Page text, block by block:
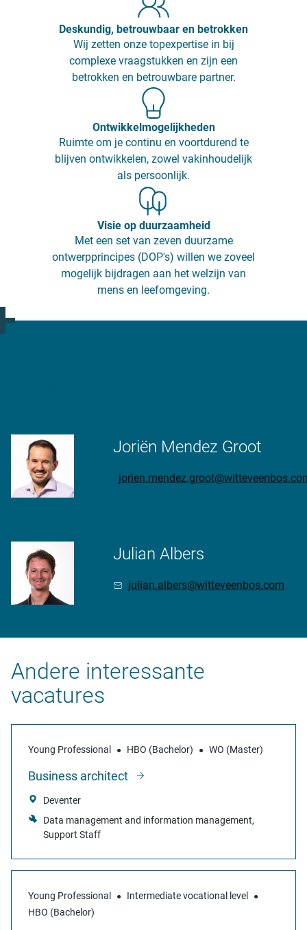
Deskundig, betrouwbaar en betrokken
Wij zetten onze topexpertise in bij
complexe vraagstukken en zijn een
betrokken en betrouwbare partner.
Ontwikkelmogelijkheden
Ruimte om je continu en voortdurend te
blijven ontwikkelen, zowel vakinhoudelijk
als persoonlijk.
Visie op duurzaamheid
Met een set van zeven duurzame
ontwerpprincipes (DOP's) willen we zoveel
mogelijk bijdragen aan het welzijn van
mens en leefomgeving.
Joriën Mendez Groot
Julian Albers
julian.albers@witteveenbos.com
Andere interessante
vacatures
Young Professional HBO (Bachelor) WO (Master)
Business architect
Deventer
Data management and information management
Support Staff
Young Professional
Intermediate vocational level
HBO (Bachelor)